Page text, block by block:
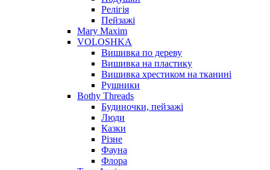
Релігія
Пейзажі
Mary Maxim
VOLOSHKA
Вишивка по дереву
Вишивка на пластику
Вишивка хрестиком на тканині
Рушники
Bothy Threads
Будиночки, пейзажі
Люди
Казки
Різне
Фауна
Флора